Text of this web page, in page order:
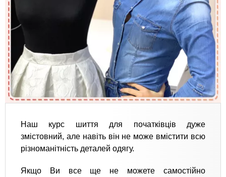
Наш курс шиття для початківців дуже
змістовний, але навіть він не може вмістити всю
різноманітність деталей одягу.
Якщо Ви все ще не можете самостійно